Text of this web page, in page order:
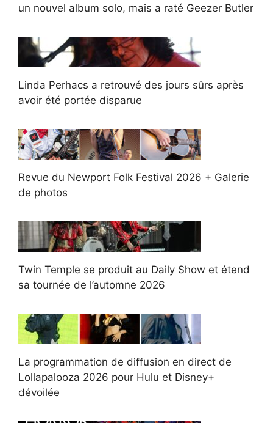
un nouvel album solo, mais a raté Geezer Butler
Linda Perhacs a retrouvé des jours sûrs après
avoir été portée disparue
Revue du Newport Folk Festival 2026 + Galerie
de photos
Twin Temple se produit au Daily Show et étend
sa tournée de l’automne 2026
La programmation de diffusion en direct de
Lollapalooza 2026 pour Hulu et Disney+
dévoilée